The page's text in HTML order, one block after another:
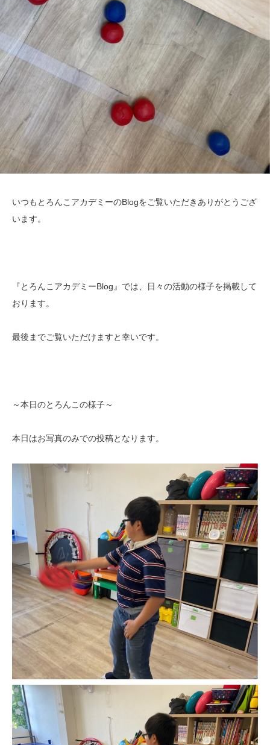
いつもとろんこアカデミーのBlogをご覧いただきありがとうござ
います。
『とろんこアカデミーBlog』では、日々の活動の様子を掲載して
おります。
最後までご覧いただけますと幸いです。
～本日のとろんこの様子～
本日はお写真のみでの投稿となります。